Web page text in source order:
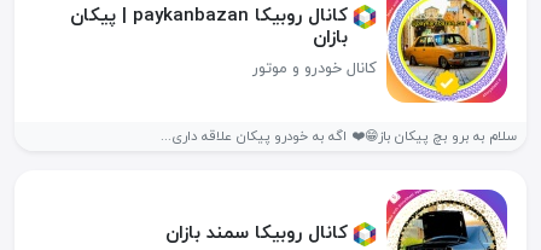
کانال روبیکا paykanbazan | پیکان
بازان
کانال خودرو و موتور
سلام به برو بچ پیکان باز😁❤️ اگه به خودرو پیکان علاقه داری...
کانال روبیکا سمند بازان